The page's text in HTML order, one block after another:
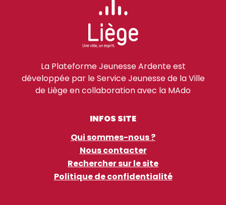
La Plateforme Jeunesse Ardente est
développée par le Service Jeunesse de la Ville
de Liège en collaboration avec la MAdo
INFOS SITE
Qui sommes-nous ?
Nous contacter
Rechercher sur le site
Politique de confidentialité